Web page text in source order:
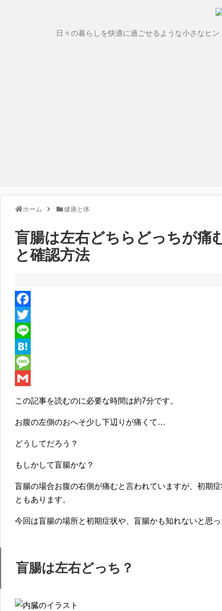
日々の暮らしを快適に過ごせるような小さなヒ
ホーム 健康と体
盲腸は左右どちらどっちが痛
と確認方法
F
a
e
b
k
T
w
i
r
i
n
H
a
n
a
M
s
a
a
この記事を読むのに必要な時間は約7分です。
お腹の左側のおへそ少し下辺りが痛くて…
どうしてだろう？
もしかして盲腸かな？
盲腸の場合お腹の右側が痛むと言われていますが、 初期
ともあります。
今回は盲腸の場所と初期症状や、盲腸かも知れないと思
盲腸は左右どっち？